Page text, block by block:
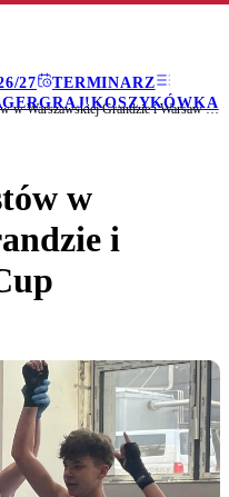
27
TERMINARZ
GRAJ!KOSZYKÓWKA
Wygrane legionistów w Warszawskiej Grandzie i Warsaw Boxing Cup
w
i